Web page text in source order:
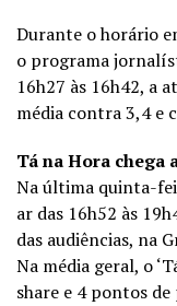
Durante o horário
o programa
16h27 às 16h42, a
média contra 3,4 e
Tá na Hora chega
Na última quinta-
ar das 16h52 às
das audiências, na
Na média geral, o
share e 4 pontos de